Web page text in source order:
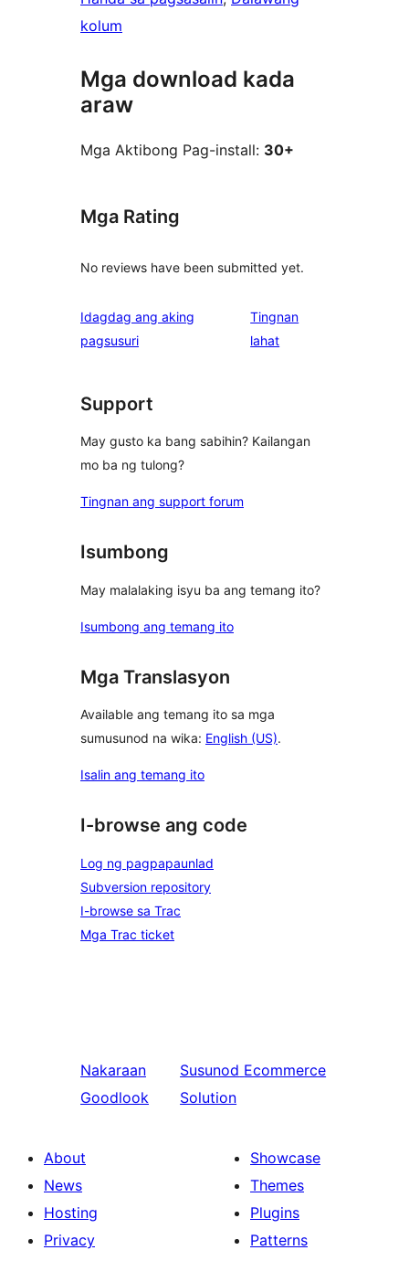
kolum
Mga download kada
araw
Mga Aktibong Pag-install: 30+
Mga Rating
No reviews have been submitted yet.
Idagdag ang aking
pagsusuri
Tingnan
lahatng
Support
May gusto ka bang sabihin? Kailangan
mo ba ng tulong?
Tingnan ang support forum
Isumbong
May malalaking isyu ba ang temang ito?
Isumbong ang temang ito
Mga Translasyon
Available ang temang ito sa mga
sumusunod na wika: English (US).
Isalin ang temang ito
I-browse ang code
Log ng pagpapaunlad
Subversion repository
I-browse sa Trac
Mga Trac ticket
Nakaraan
Goodlook
Susunod Ecommerce
Solution
About
News
Hosting
Privacy
Showcase
Themes
Plugins
Patterns